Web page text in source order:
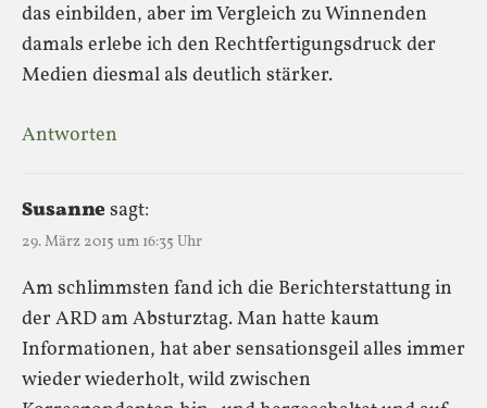
das einbilden, aber im Vergleich zu Winnenden
damals erlebe ich den Rechtfertigungsdruck der
Medien diesmal als deutlich stärker.
Antworten
Susannesagt:
29. März 2015 um 16:35 Uhr
Am schlimmsten fand ich die Berichterstattung in
der ARD am Absturztag. Man hatte kaum
Informationen, hat aber sensationsgeil alles immer
wieder wiederholt, wild zwischen